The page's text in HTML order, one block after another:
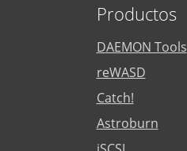
Productos
DAEMON Tools
reWASD
Catch!
Astroburn